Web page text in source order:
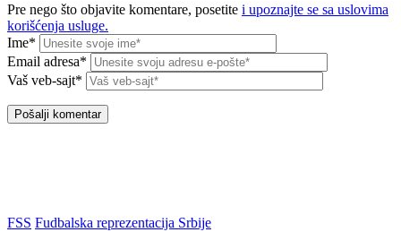
Pre nego što objavite komentare, posetite i upoznajte se sa uslovima
korišćenja usluge.
Ime*
Email adresa*
Vaš veb-sajt*
FSS Fudbalska reprezentacija Srbije